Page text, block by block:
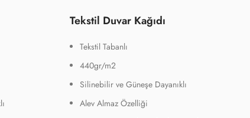
Tekstil Duvar Kağıdı
Tekstil Tabanlı
440gr/m2
Silinebilir ve Güneşe Dayanıklı
Alev Almaz Özelliği